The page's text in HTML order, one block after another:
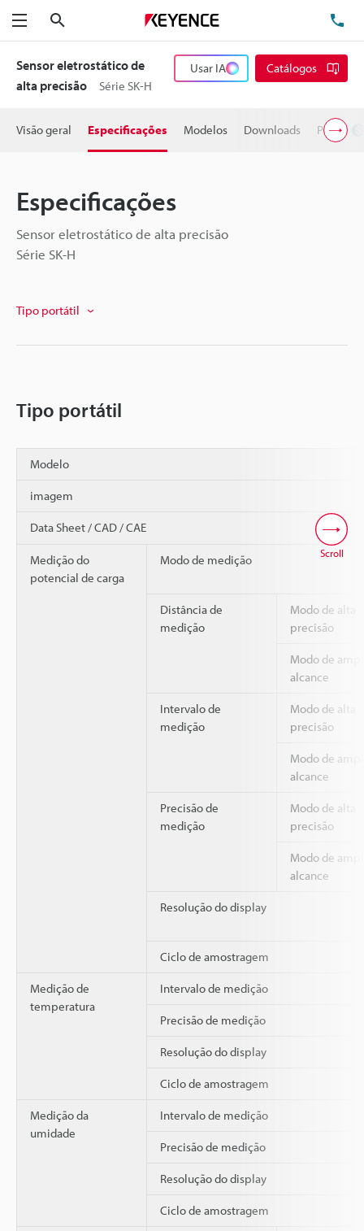
Menu
Sensor eletrostático de
alta precisão
Série SK-H
Usar IA Catálogos
Visão geral Especificações Modelos Downloads Preço
Especificações
Sensor eletrostático de alta precisão
Série SK-H
Tipo portátil
Tipo portátil
Modelo
imagem
Data Sheet / CAD / CAE
Medição do
potencial de carga
Modo de medição
Distância de
medição
Modo de alta
precisão
Modo de
alcance
Intervalo de
medição
Modo de alta
precisão
Modo de
alcance
Precisão de
medição
Modo de alta
precisão
Modo de
alcance
Resolução do display
Ciclo de amostragem
Medição de
temperatura
Intervalo de medição
Precisão de medição
Resolução do display
Ciclo de amostragem
Medição da
umidade
Intervalo de medição
Precisão de medição
Resolução do display
Ciclo de amostragem
Scroll